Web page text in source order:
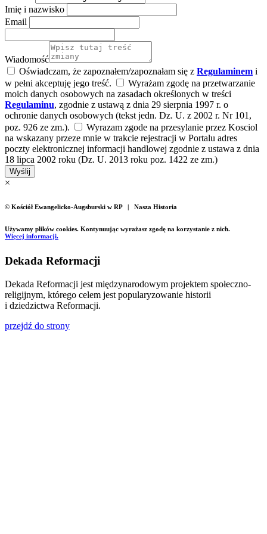
Imię i nazwisko
Email
Wiadomość
Oświadczam, że zapoznałem/zapoznałam się z Regulaminem i
w pełni akceptuję jego treść.
Wyrażam zgodę na przetwarzanie
moich danych osobowych na zasadach określonych w treści
Regulaminu, zgodnie z ustawą z dnia 29 sierpnia 1997 r. o
ochronie danych osobowych (tekst jedn. Dz. U. z 2002 r. Nr 101,
poz. 926 ze zm.).
Wyrazam zgode na przesylanie przez Kosciol
na wskazany przeze mnie w trakcie rejestracji w Portalu adres
poczty elektronicznej informacji handlowej zgodnie z ustawa z dnia
18 lipca 2002 roku (Dz. U. 2013 roku poz. 1422 ze zm.)
Wyślij
×
© Kościół Ewangelicko-Augsburski w RP | Nasza Historia
Używamy plików cookies. Kontynuując wyrażasz zgodę na korzystanie z nich.
Więcej informacji.
Dekada Reformacji
Dekada Reformacji jest międzynarodowym projektem społeczno-
religijnym, którego celem jest popularyzowanie historii
i dziedzictwa Reformacji.
przejdź do strony